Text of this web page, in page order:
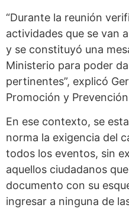
“Durante la reunión
actividades que se van
y se constituyó una
Ministerio para poder
pertinentes”, explicó
Promoción y
En ese contexto, se
norma la exigencia del
todos los eventos, sin
aquellos ciudadanos
documento con su
ingresar a ninguna de